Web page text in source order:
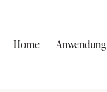
Home Anwendung